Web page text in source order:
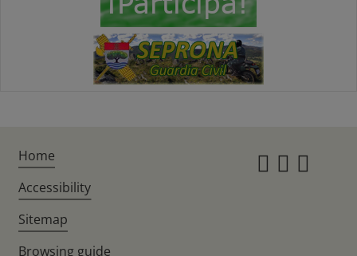
Home
Accessibility
Sitemap
Browsing guide